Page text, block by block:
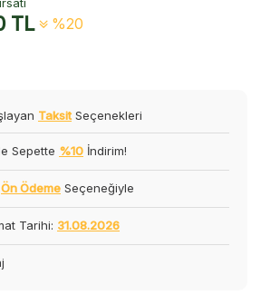
TL %20
Taksit Seçenekleri
Sepette %10 İndirim!
Ön Ödeme Seçeneğiyle
Tarihi: 31.08.2026